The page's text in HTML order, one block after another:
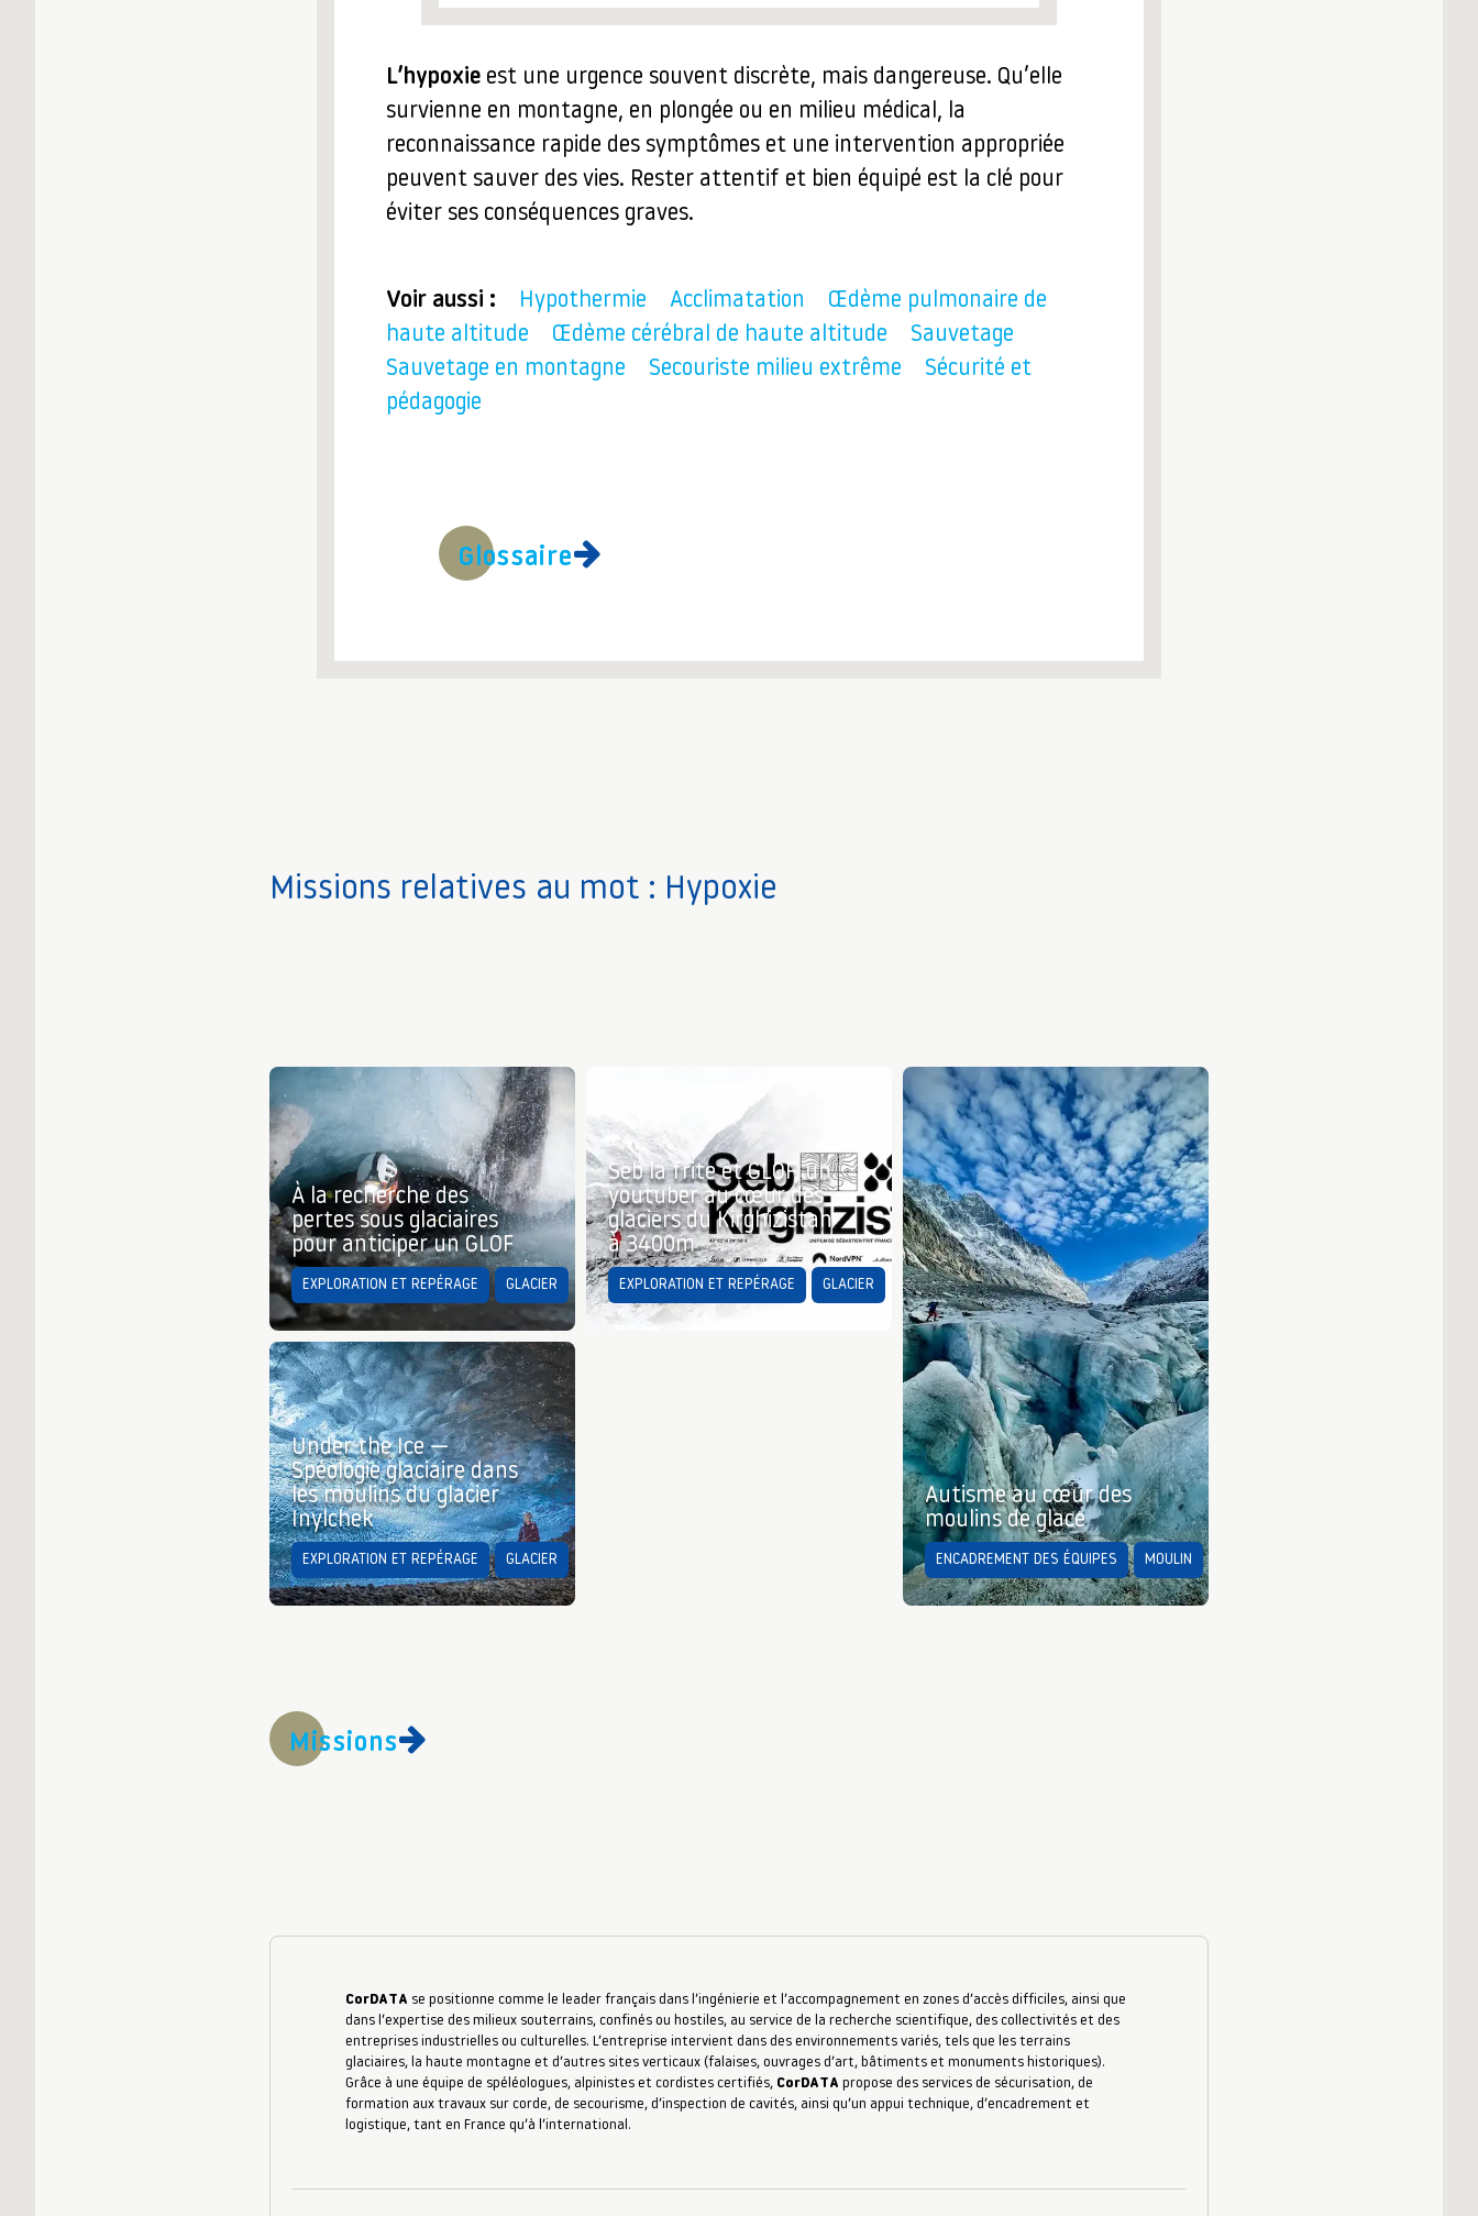
L’hypoxieest une urgence souvent discrète, mais dangereuse. Qu’elle
survienne en montagne, en plongée ou en milieu médical, la
reconnaissance rapide des symptômes et une intervention appropriée
peuvent sauver des vies. Rester attentif et bien équipé est la clé pour
éviter ses conséquences graves.
Voir aussi : Hypothermie Acclimatation
Œdème pulmonaire de
haute altitude
Œdème cérébral de haute altitude
Sauvetage
Sauvetage en montagne
Secouriste milieu extrême
Sécurité et
pédagogie
Glossaire
Missions relatives au mot : Hypoxie
À la recherche des
pertes sous glaciaires
pour anticiper un GLOF
EXPLORATION ET REPÉRAGE GLACIER
Seb la frite et GLOF, un
youtuber au cœur des
glaciers du Kirghizistan
à 3400m
EXPLORATION ET REPÉRAGE GLACIER
Autisme au cœur des
moulins de glace
ENCADREMENT DES ÉQUIPES MOULIN
Under the Ice —
Spéologie glaciaire dans
les moulins du glacier
Inylchek
EXPLORATION ET REPÉRAGE GLACIER
Missions
CorDATA se positionne comme le leader français dans l’ingénierie et l’accompagnement en zones d’accès difficiles, ainsi que
dans l’expertise des milieux souterrains, confinés ou hostiles, au service de la recherche scientifique, des collectivités et des
entreprises industrielles ou culturelles. L’entreprise intervient dans des environnements variés, tels que les terrains
glaciaires, la haute montagne et d’autres sites verticaux (falaises, ouvrages d’art, bâtiments et monuments historiques).
Grâce à une équipe de spéléologues, alpinistes et cordistes certifiés, CorDATA propose des services de sécurisation, de
formation aux travaux sur corde, de secourisme, d’inspection de cavités, ainsi qu’un appui technique, d’encadrement et
logistique, tant en France qu’à l’international.